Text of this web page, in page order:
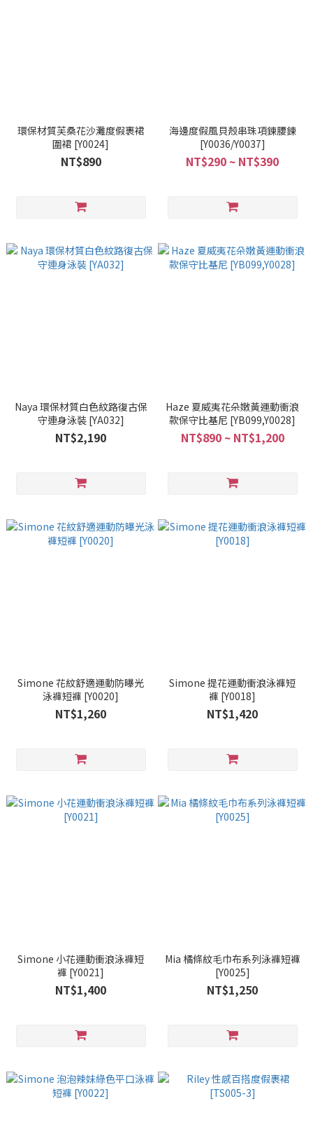
環保材質芙桑花沙灘度假裹裙
圍裙 [Y0024]
NT$890
海邊度假風貝殼串珠項鍊腰鍊
[Y0036/Y0037]
NT$290 ~ NT$390
Naya 環保材質白色紋路復古保
守連身泳裝 [YA032]
NT$2,190
Haze 夏威夷花朵嫩黃運動衝浪
款保守比基尼 [YB099,Y0028]
NT$890 ~ NT$1,200
Simone 花紋舒適運動防曝光
泳褲短褲 [Y0020]
NT$1,260
Simone 提花運動衝浪泳褲短
褲 [Y0018]
NT$1,420
Simone 小花運動衝浪泳褲短
褲 [Y0021]
NT$1,400
Mia 橘條紋毛巾布系列泳褲短褲
[Y0025]
NT$1,250